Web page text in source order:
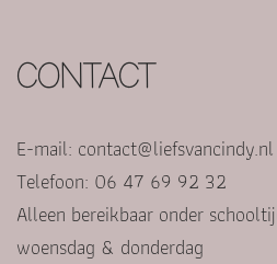
CONTACT
E-mail: contact@liefsvancindy.nl
Telefoon: 06 47 69 92 32
Alleen bereikbaar onder
woensdag & donderdag